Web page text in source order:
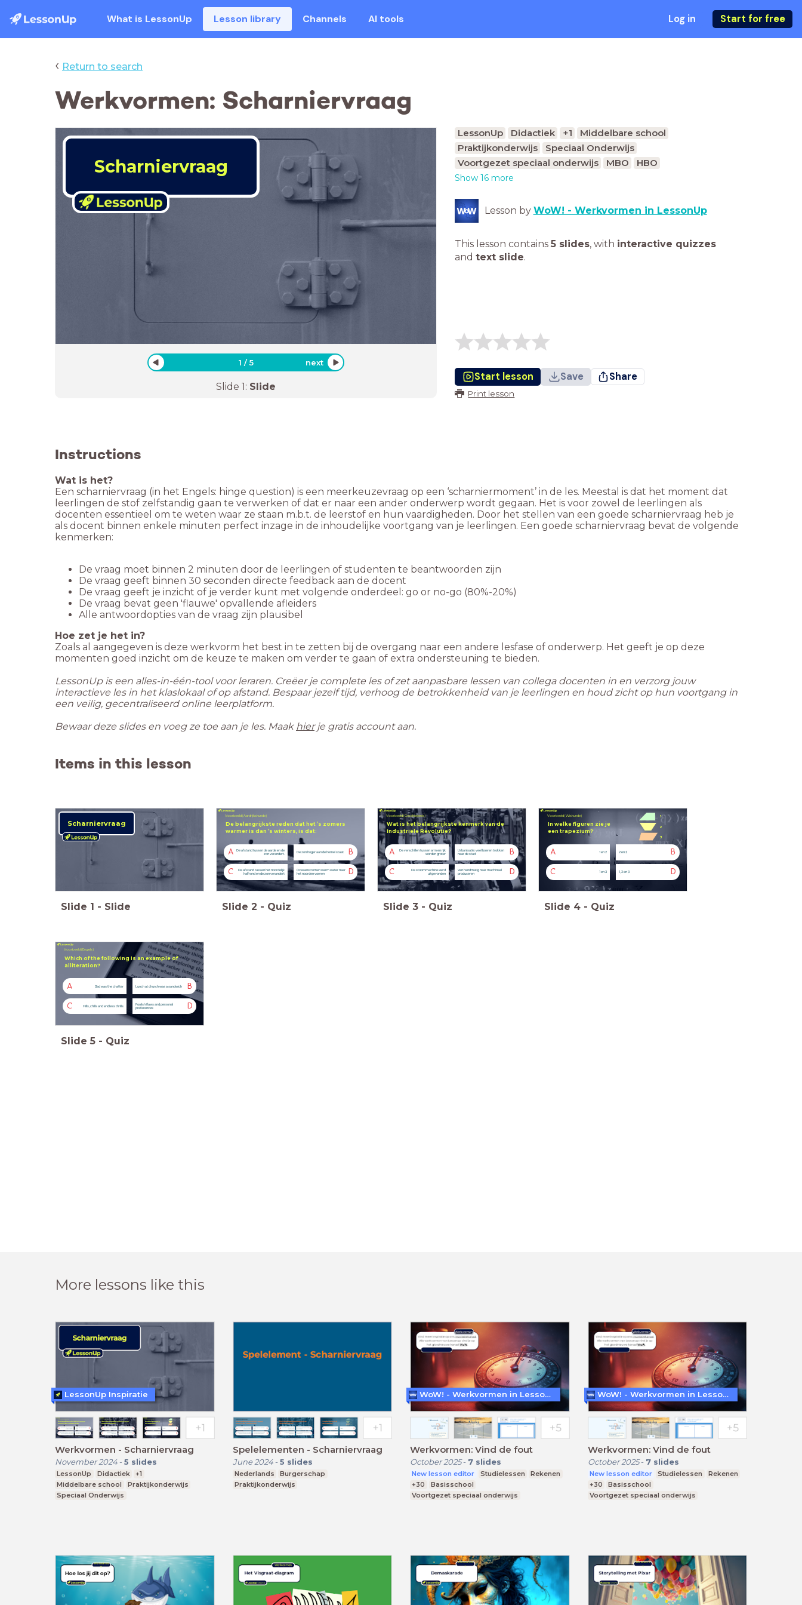
What is LessonUp Lesson library Channels AI tools Log in Start for free
‹ Return to search
Werkvormen: Scharniervraag
Scharniervraag
1 /5 next
Slide 1: Slide
LessonUp Didactiek +1
Middelbare school
Praktijkonderwijs
Speciaal Onderwijs
Voortgezet speciaal onderwijs
MBO HBO
Show 16 more
Lesson by WoW! - Werkvormen in LessonUp
This lesson contains 5 slides, with interactive quizzes
and text slide.
Start lesson Save Share
Print lesson
Instructions
Wat is het?
Een scharniervraag (in het Engels: hinge question) is een meerkeuzevraag op een ‘scharniermoment’ in de les. Meestal is dat het moment dat
leerlingen de stof zelfstandig gaan te verwerken of dat er naar een ander onderwerp wordt gegaan. Het is voor zowel de leerlingen als
docenten essentieel om te weten waar ze staan m.b.t. de leerstof en hun vaardigheden. Door het stellen van een goede scharniervraag heb je
als docent binnen enkele minuten perfect inzage in de inhoudelijke voortgang van je leerlingen. Een goede scharniervraag bevat de volgende
kenmerken:
De vraag moet binnen 2 minuten door de leerlingen of studenten te beantwoorden zijn
De vraag geeft binnen 30 seconden directe feedback aan de docent
De vraag geeft je inzicht of je verder kunt met volgende onderdeel: go or no-go (80%-20%)
De vraag bevat geen 'flauwe' opvallende afleiders
Alle antwoordopties van de vraag zijn plausibel
Hoe zet je het in?
Zoals al aangegeven is deze werkvorm het best in te zetten bij de overgang naar een andere lesfase of onderwerp. Het geeft je op deze
momenten goed inzicht om de keuze te maken om verder te gaan of extra ondersteuning te bieden.
LessonUp is een alles-in-één-tool voor leraren. Creëer je complete les of zet aanpasbare lessen van collega docenten in en verzorg jouw
interactieve les in het klaslokaal of op afstand. Bespaar jezelf tijd, verhoog de betrokkenheid van je leerlingen en houd zicht op hun voortgang in
een veilig, gecentraliseerd online leerplatform.
Bewaar deze slides en voeg ze toe aan je les. Maak hierje gratis account aan.
Items in this lesson
Scharniervraag
Slide 1 - Slide
Voorbeeld (Aardrijkskunde)
De belangrijkste reden dat het ’s zomers
warmer is dan ’s winters, is dat:
A
De afstand tussen de aarde en de
zon verandert.
B
De zon hoger aan de hemel staat
C
De afstand tussen het noordelijk
halfrond en de zon verandert
D
Oceaanstromen warm water naar
het noorden voeren
Slide 2 - Quiz
Voorbeeld (Geschiedenis)
Wat is het belangrijkste kenmerk van de
Industriële Revolutie?
A
De verschillen tussen arm en rijk
worden groter
B
Urbanisatie: veel boeren trokken
naar de stad
C
De stoommachine werd
uitgevonden
D
Van handmatig naar machinaal
produceren
Slide 3 - Quiz
Voorbeeld (Wiskunde)
In welke figuren zie je
een trapezium?
1
2
3
A 1 en 2 B
2 en 3
C 1 en 3 D
1, 2 en 3
Slide 4 - Quiz
Voorbeeld (Engels)
Which of the following is an example of
alliteration?
A Sad was the chatter B
Lunch at church was a sandwich
C Hills, chills and endless thrills D
Foolish flaws and personal
preferences
Slide 5 - Quiz
More lessons like this
Werkvormen - Scharniervraag
November 2024- 5 slides
LessonUp Didactiek
+1
Middelbare school
Praktijkonderwijs
Speciaal Onderwijs
LessonUp Inspiratie
Spelelementen - Scharniervraag
June 2024- 5 slides
Nederlands
Burgerschap
Praktijkonderwijs
Werkvormen: Vind de fout
October 2025- 7 slides
New lesson editor Studielessen
Rekenen
+30
Basisschool
Voortgezet speciaal onderwijs
WoW! - Werkvormen in LessonUp
Werkvormen: Vind de fout
October 2025- 7 slides
New lesson editor Studielessen
Rekenen
+30
Basisschool
Voortgezet speciaal onderwijs
WoW! - Werkvormen in LessonUp